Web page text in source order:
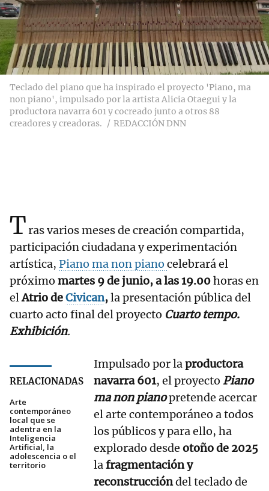
Teclado del piano que ha inspirado el proyecto 'Piano, ma
non piano', impulsado por la artista Alicia Otaegui y la
productora navarra 601 y cocreado junto a otros 88
creadores y creadoras.
REDACCIÓN DNN
Tras varios meses de creación compartida,
participación ciudadana y experimentación
artística, Piano ma non piano celebrará el
próximo martes 9 de junio, a las 19.00horas en
elAtrio deCivican,la presentación pública del
cuarto acto final del proyecto Cuarto tempo.
Exhibición.
RELACIONADAS
Arte
contemporáneo
local que se
adentra en la
Inteligencia
Artificial, la
adolescencia o el
territorio
Impulsado por laproductora
navarra 601, el proyecto Piano
ma non pianopretende acercar
el arte contemporáneo a todos
los públicos y para ello, ha
explorado desde otoño de 2025
lafragmentación y
reconstruccióndel teclado de